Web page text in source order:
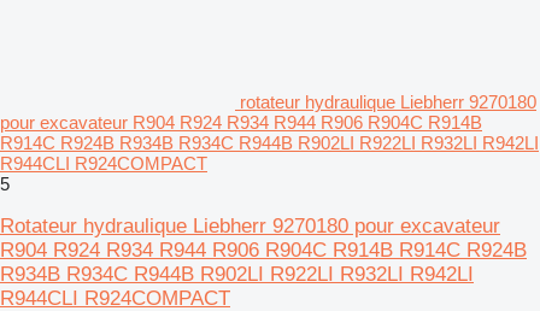
rotateur hydraulique Liebherr 9270180
pour excavateur R904 R924 R934 R944 R906 R904C R914B
R914C R924B R934B R934C R944B R902LI R922LI R932LI R942LI
R944CLI R924COMPACT
5
Rotateur hydraulique Liebherr 9270180 pour excavateur
R904 R924 R934 R944 R906 R904C R914B R914C R924B
R934B R934C R944B R902LI R922LI R932LI R942LI
R944CLI R924COMPACT